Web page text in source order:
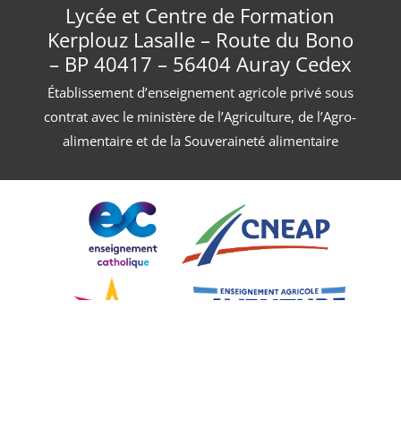
Lycée et Centre de Formation
Kerplouz Lasalle – Route du Bono
– BP 40417 – 56404 Auray Cedex
Établissement d’enseignement agricole privé sous
contrat avec le ministère de l’Agriculture, de l’Agro-
alimentaire et de la Souveraineté alimentaire